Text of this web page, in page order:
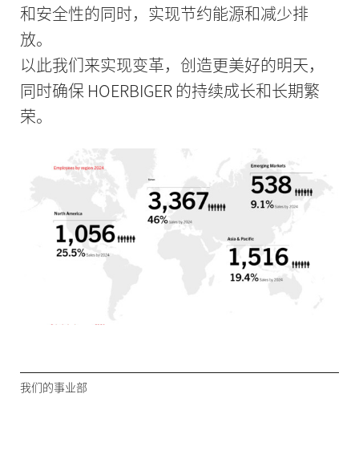
和安全性的同时，实现节约能源和减少排
放。
以此我们来实现变革，创造更美好的明天，
同时确保 HOERBIGER 的持续成长和长期繁
荣。
我们的事业部